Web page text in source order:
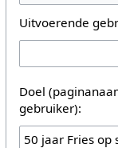
Uitvoerende
Doel
gebruiker):